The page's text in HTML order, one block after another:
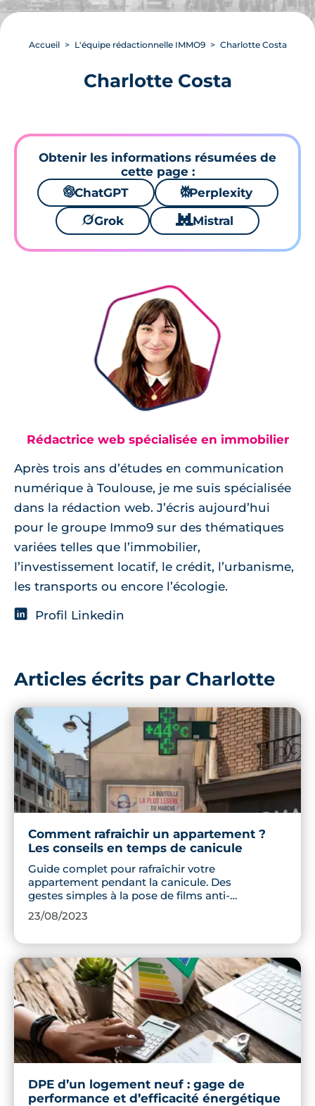
Accueil L'équipe rédactionnelle IMMO9 Charlotte Costa
Charlotte Costa
Obtenir les informations résumées de
cette page :
🌌ChatGPT ⚙Perplexity
🪐Grok 🐱 Mistral
Rédactrice web spécialisée en immobilier
Après trois ans d’études en communication
numérique à Toulouse, je me suis spécialisée
dans la rédaction web. J’écris aujourd’hui
pour le groupe Immo9 sur des thématiques
variées telles que l’immobilier,
l’investissement locatif, le crédit, l’urbanisme,
les transports ou encore l’écologie.
Profil Linkedin
Articles écrits par Charlotte
Comment rafraichir un appartement ?
Les conseils en temps de canicule
Guide complet pour rafraîchir votre
appartement pendant la canicule. Des
gestes simples à la pose de films anti-
chaleur en passant par la végétalisation
des murs, découvrez toutes les solutions
23/08/2023
DPE d’un logement neuf : gage de
performance et d’efficacité énergétique